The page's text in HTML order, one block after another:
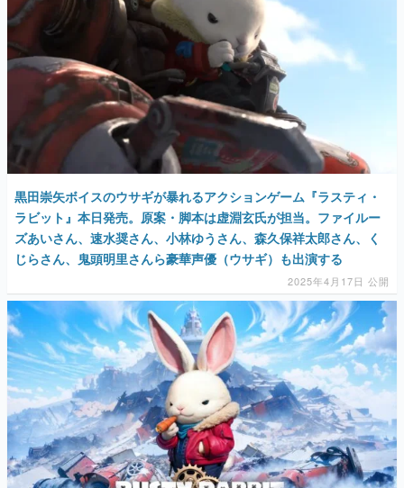
若ゲのいたり〜ゲームクリエイターの青春〜
『うつヌケ』『ペンと箸』等で知られるマンガ家・田中圭
一先生によるゲーム業界レポートマンガです。
なんでゲームは面白い？
ゲーム開発者・hamatsu氏がゲームの魅力を画面や操作の
具体的な形から解き明かしていく、硬派で骨太な評論連載
です。
ゲームが変えた日本語
の起源や用法の変遷を、コンピューター文化史研究家・タ
イニーP氏が徹底調査。
カテゴリ
特集記事
マンガ
女性向け
アプリレビュー
その他
電ファミニコゲーマーとは？
黒田崇矢ボイスのウサギが暴れるアクションゲーム『ラスティ・
ラビット』本日発売。原案・脚本は虚淵玄氏が担当。ファイルー
ズあいさん、速水奨さん、小林ゆうさん、森久保祥太郎さん、く
じらさん、鬼頭明里さんら豪華声優（ウサギ）も出演する
2025年4月17日 公開